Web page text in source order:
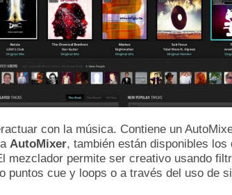
con la música. Contiene un
AutoMixer, también están disponibles
permite ser creativo usando
puntos cue y loops o a través del uso de